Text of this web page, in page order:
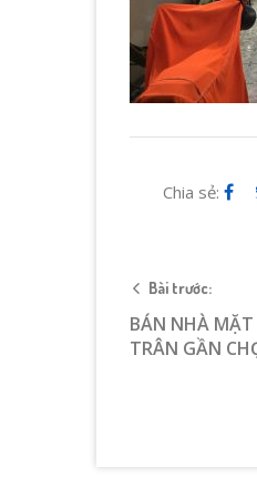
Chia sẻ:
Bài trước:
BÁN NHÀ
TRÂN GẦN